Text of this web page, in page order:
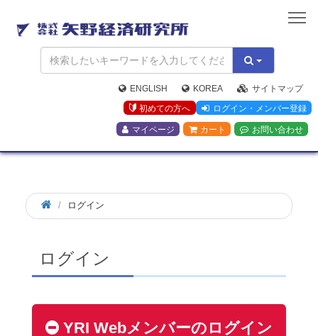
矢
野
経
済
研
究
所
ENGLISH KOREA
サイトマップ
初めての方へ
ログイン・メンバー登録
マイページ カート お問い合わせ
ログイン
ログイン
YRI Webメンバーのログイン